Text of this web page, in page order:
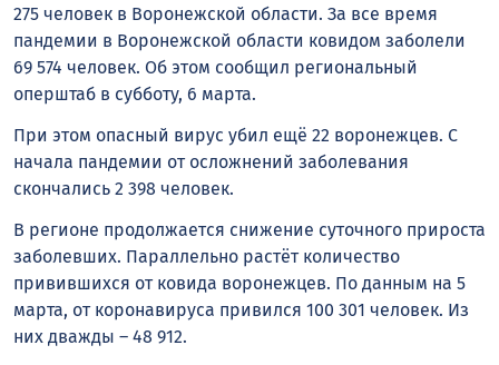
275 человек в Воронежской области. За все время
пандемии в Воронежской области ковидом заболели
69 574 человек. Об этом сообщил региональный
оперштаб в субботу, 6 марта.
При этом опасный вирус убил ещё 22 воронежцев. С
начала пандемии от осложнений заболевания
скончались 2 398 человек.
В регионе продолжается снижение суточного прироста
заболевших. Параллельно растёт количество
привившихся от ковида воронежцев. По данным на 5
марта, от коронавируса привился 100 301 человек. Из
них дважды – 48 912.